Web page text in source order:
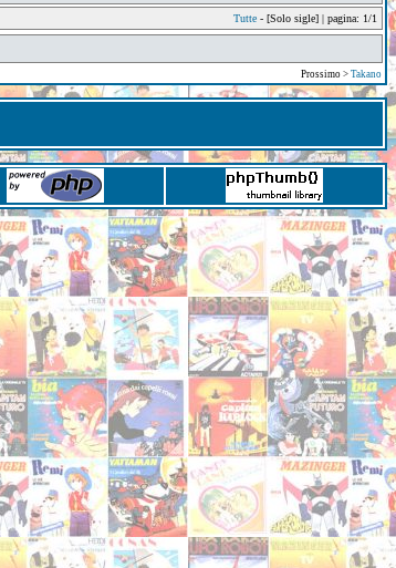
Tutte - [Solo sigle] | pagina: 1/1
Prossimo > Takano